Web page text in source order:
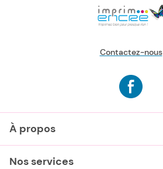
Contactez-nous
À propos
Nos services